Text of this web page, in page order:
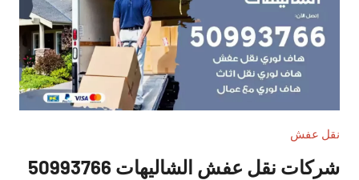
نقل عفش
شركات نقل عفش الشاليهات 50993766